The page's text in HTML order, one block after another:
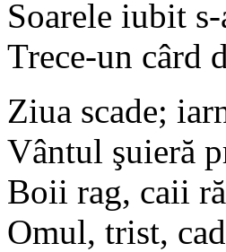
Soarele iubit
Trece-un cârd
Ziua scade;
Vântul şuieră
Boii rag, caii
Omul, trist,